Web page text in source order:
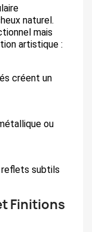
naturel.
mais
artistique :
créent un
ou
reflets subtils
Finitions